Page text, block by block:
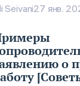
Seivani27 янв.
о